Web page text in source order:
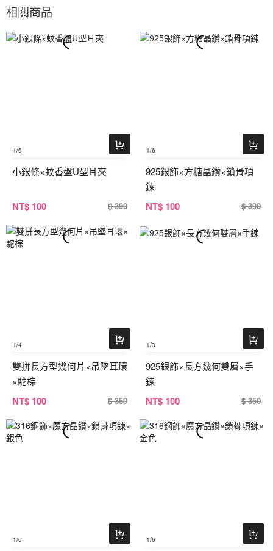
相關商品
1/6
小銀條×蚊香盤U型耳夾
NT$ 100 $ 390
1/6
925銀飾×方糖晶鑽×鎖骨項
鍊
NT$ 100 $ 390
1/4
雙拼長方型幾何片×吊墜耳環
×駝棕
NT$ 100 $ 350
1/3
925銀飾×長方幾何雙層×手
鍊
NT$ 100 $ 350
1/6 1/6